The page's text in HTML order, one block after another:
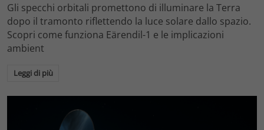
Gli specchi orbitali promettono di illuminare la Terra
dopo il tramonto riflettendo la luce solare dallo spazio.
Scopri come funziona Eärendil-1 e le implicazioni
ambient
Leggi di più